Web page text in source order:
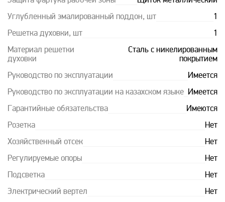
Углубленный эмалированный поддон, шт 1
Решетка духовки, шт 1
Материал решетки
духовки
Сталь с никелированным
покрытием
Руководство по эксплуатации Имеется
Руководство по эксплуатации на казахском языке Имеется
Гарантийные обязательства Имеются
Розетка Нет
Хозяйственный отсек Нет
Регулируемые опоры Нет
Подсветка Нет
Электрический вертел Нет